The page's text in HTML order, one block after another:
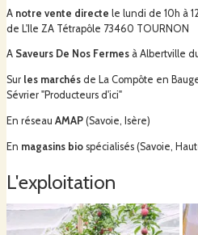
A notre vente directe le lundi de 10h à
de L'Ile ZA Tétrapôle 73460 TOURNON
A Saveurs De Nos Fermes à Albertville
Sur les marchés de La Compôte en
Sévrier "Producteurs d'ici"
En réseau AMAP (Savoie, Isère)
En magasins bio spécialisés (Savoie,
L'exploitation